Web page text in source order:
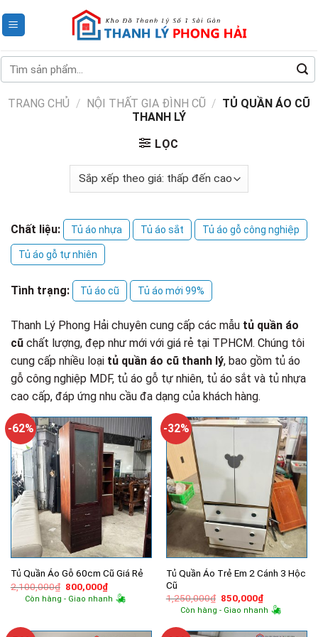
to
Tìm
kiếm:
TRANG CHỦ / NỘI THẤT GIA ĐÌNH CŨ / TỦ QUẦN ÁO CŨ
THANH LÝ
LỌC
Chất liệu: Tủ áo nhựa Tủ áo sắt Tủ áo gỗ công nghiệp
Tủ áo gỗ tự nhiên
Tình trạng: Tủ áo cũ Tủ áo mới 99%
Thanh Lý Phong Hải chuyên cung cấp các mẫu tủ quần áo
cũ chất lượng, đẹp như mới với giá rẻ tại TPHCM. Chúng tôi
cung cấp nhiều loại tủ quần áo cũ thanh lý, bao gồm tủ áo
gỗ công nghiệp MDF, tủ áo gỗ tự nhiên, tủ áo sắt và tủ nhựa
cao cấp, đáp ứng nhu cầu đa dạng của khách hàng.
-62%
Tủ Quần Áo Gỗ 60cm Cũ Giá Rẻ
2,100,000₫ Giá
gốc
là:
800,000₫Giá
hiện
tại
Còn hàng - Giao nhanh
-32%
Tủ Quần Áo Trẻ Em 2 Cánh 3 Hộc
Cũ
1,250,000₫ Giá
gốc
là:
850,000₫Giá
hiện
tại
850,000₫.
Còn hàng - Giao nhanh